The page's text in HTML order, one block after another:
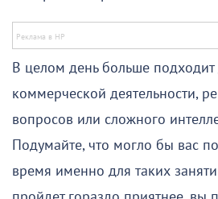
В целом день больше
коммерческой деятельности,
вопросов или сложного
Подумайте, что могло бы вас
время именно для таких